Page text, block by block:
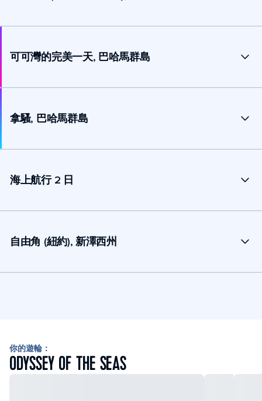
可可灣的完美一天, 巴哈馬群島
拿騷, 巴哈馬群島
海上航行 2 日
自由角 (紐約), 新澤西州
你的遊輪：
ODYSSEY OF THE SEAS